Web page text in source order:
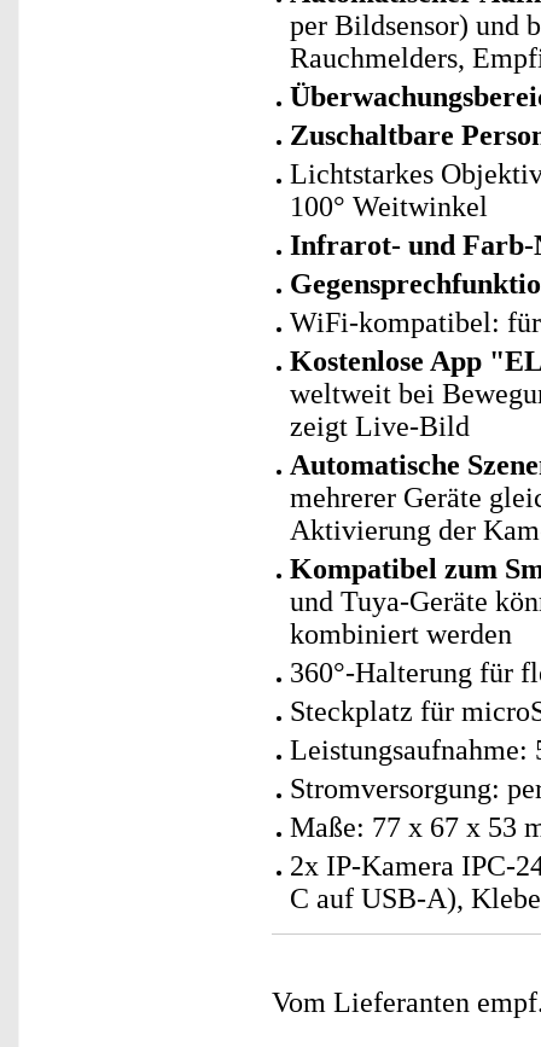
per Bildsensor) und
Rauchmelders,
Zuschaltbare
Lichtstarkes
100° Weitwinkel
Infrarot- und
WiFi-kompatibel:
Kostenlose App
weltweit bei
zeigt Live-Bild
Automatische
mehrerer Geräte
Aktivierung der
Kompatibel zum
und Tuya-Geräte
kombiniert werden
360°-Halterung für
Steckplatz für
Leistungsaufnahme:
Stromversorgung:
Maße: 77 x 67 x 53
2x IP-Kamera IPC-
C auf USB-A),
Vom Lieferanten